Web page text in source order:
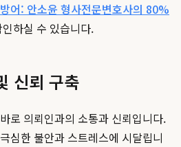
어: 안소윤 형사전문변호사의 80%
하실 수 있습니다.
신뢰 구축
로 의뢰인과의 소통과 신뢰입니다.
심한 불안과 스트레스에 시달립니